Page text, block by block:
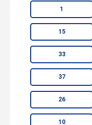
1
15
33
37
26
10